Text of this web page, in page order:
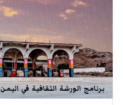
برنامج الورشة الثقافية في اليمن